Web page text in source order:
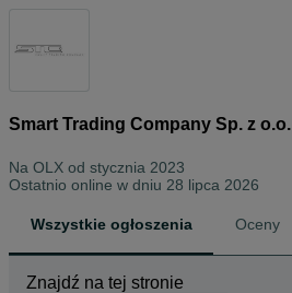
Smart Trading Company Sp. z o.o.
Na OLX od stycznia 2023
Ostatnio online w dniu 28 lipca 2026
Wszystkie ogłoszenia Oceny
Znajdź na tej stronie